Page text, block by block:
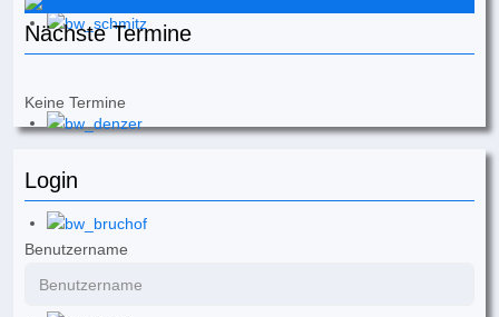
Nächste Termine
Keine Termine
Login
Benutzername